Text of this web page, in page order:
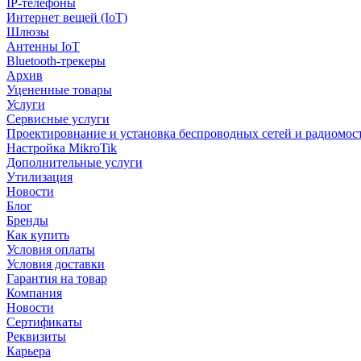
IP-телефоны
Интернет вещей (IoT)
Шлюзы
Антенны IoT
Bluetooth-трекеры
Архив
Уцененные товары
Услуги
Сервисные услуги
Проектировнание и установка беспроводных сетей и
Настройка MikroTik
Дополнительные услуги
Утилизация
Новости
Блог
Бренды
Как купить
Условия оплаты
Условия доставки
Гарантия на товар
Компания
Новости
Сертификаты
Реквизиты
Карьера